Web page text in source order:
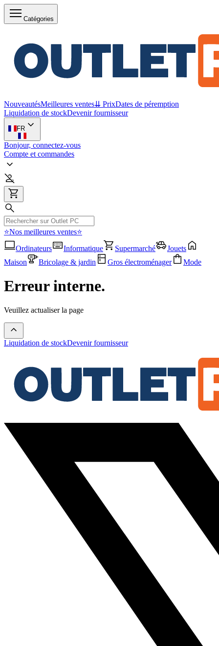
Catégories
NouveautésMeilleures ventes⇊ PrixDates de péremption
Liquidation de stockDevenir fournisseur
FR
Bonjour, connectez-vous
Compte et commandes
⭐Nos meilleures ventes⭐
Ordinateurs
Informatique Supermarché
Jouets
Maison
Bricolage & jardin Gros électroménager Mode
Erreur interne.
Veuillez actualiser la page
Liquidation de stockDevenir fournisseur